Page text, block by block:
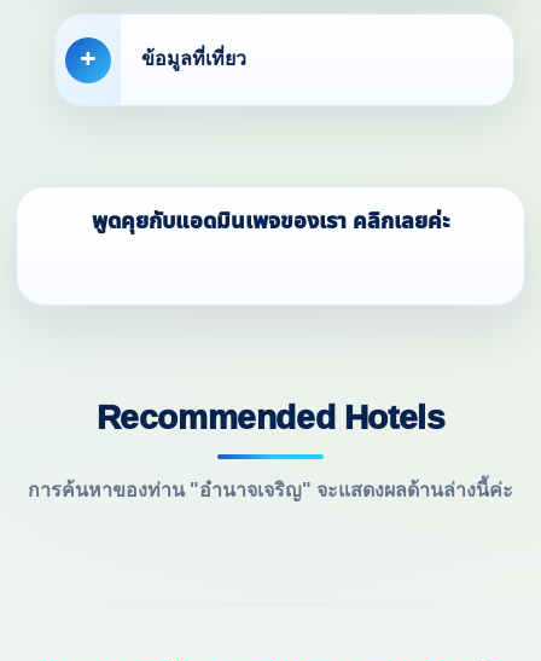
ข้อมูลที่เที่ยว
พูดคุยกับแอดมินเพจของเรา คลิกเลยค่ะ
Recommended Hotels
การค้นหาของท่าน "อำนาจเจริญ" จะแสดงผลด้านล่างนี้ค่ะ